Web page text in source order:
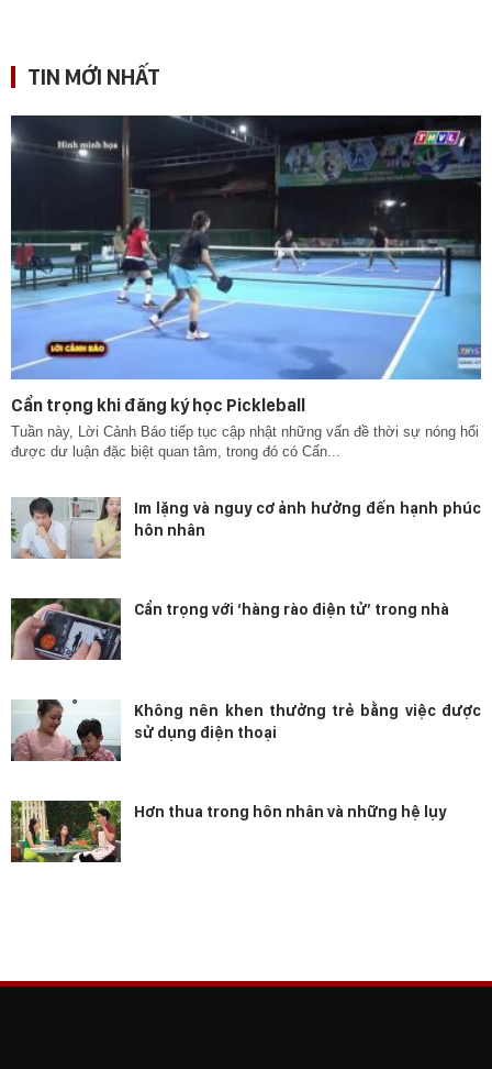
TIN MỚI NHẤT
Cẩn trọng khi đăng ký học Pickleball
Tuần này, Lời Cảnh Báo tiếp tục cập nhật những vấn đề thời sự nóng hổi
được dư luận đặc biệt quan tâm, trong đó có Cẩn...
Im lặng và nguy cơ ảnh hưởng đến hạnh phúc
hôn nhân
Cẩn trọng với ‘hàng rào điện tử’ trong nhà
Không nên khen thưởng trẻ bằng việc được
sử dụng điện thoại
Hơn thua trong hôn nhân và những hệ lụy